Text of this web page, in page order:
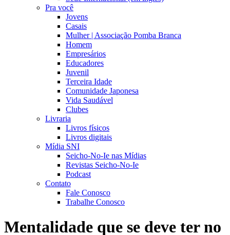
Pra você
Jovens
Casais
Mulher | Associação Pomba Branca
Homem
Empresários
Educadores
Juvenil
Terceira Idade
Comunidade Japonesa
Vida Saudável
Clubes
Livraria
Livros físicos
Livros digitais
Mídia SNI
Seicho-No-Ie nas Mídias
Revistas Seicho-No-Ie
Podcast
Contato
Fale Conosco
Trabalhe Conosco
Mentalidade que se deve ter no